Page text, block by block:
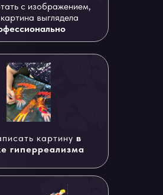
с изображением,
выглядела
картину в
гиперреализма